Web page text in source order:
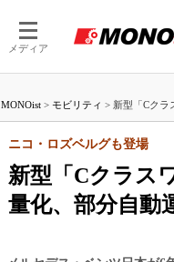
メディア
MONOist > モビリティ > 新型「Cクラ
新型「Cクラス
量化、部分自動
ニコ・ロズベルグも登場